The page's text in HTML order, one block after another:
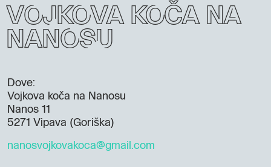
Vojkova koča na
Nanosu
Dove:
Vojkova koča na Nanosu
Nanos 11
5271 Vipava (Goriška)
nanosvojkovakoca@gmail.com